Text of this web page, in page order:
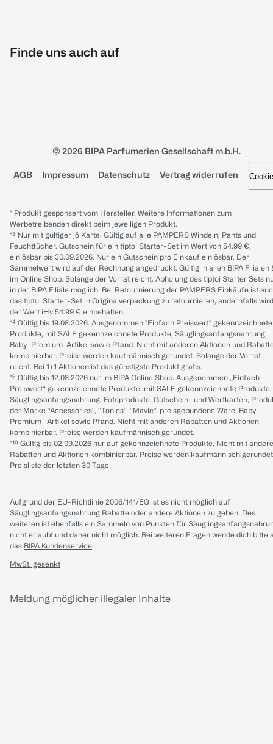
Finde uns auch auf
© 2026 BIPA Parfumerien Gesellschaft m.b.H.
AGB Impressum Datenschutz Vertrag widerrufen
* Produkt gesponsert vom Hersteller. Weitere Informationen zum
Werbetreibenden direkt beim jeweiligen Produkt.
*³ Nur mit gültiger jö Karte. Gültig auf alle PAMPERS Windeln, Pants und
Feuchttücher. Gutschein für ein tiptoi Starter-Set im Wert von 54.99 €,
einlösbar bis 30.09.2026. Nur ein Gutschein pro Einkauf einlösbar. Der
Sammelwert wird auf der Rechnung angedruckt. Gültig in allen BIPA Filialen
im Online Shop. Solange der Vorrat reicht. Abholung des tiptoi Starter Sets
in der BIPA Filiale möglich. Bei Retournierung der PAMPERS Einkäufe ist
das tiptoi Starter-Set in Originalverpackung zu retournieren, andernfalls wird
der Wert iHv 54.99 € einbehalten.
*⁴ Gültig bis 19.08.2026. Ausgenommen "Einfach Preiswert" gekennzeichnete
Produkte, mit SALE gekennzeichnete Produkte, Säuglingsanfangsnahrung,
Baby-Premium-Artikel sowie Pfand. Nicht mit anderen Aktionen und
kombinierbar. Preise werden kaufmännisch gerundet. Solange der Vorrat
reicht. Bei 1+1 Aktionen ist das günstigste Produkt gratis.
*⁸ Gültig bis 12.08.2026 nur im BIPA Online Shop. Ausgenommen „Einfach
Preiswert“ gekennzeichnete Produkte, mit SALE gekennzeichnete Produkte,
Säuglingsanfangsnahrung, Fotoprodukte, Gutschein- und Wertkarten,
der Marke “Accessories“, “Tonies“, “Mavie“, preisgebundene Ware, Baby
Premium- Artikel sowie Pfand. Nicht mit anderen Rabatten und Aktionen
kombinierbar. Preise werden kaufmännisch gerundet.
*¹⁰ Gültig bis 02.09.2026 nur auf gekennzeichnete Produkte. Nicht mit
Rabatten und Aktionen kombinierbar. Preise werden kaufmännisch
Preisliste der letzten 30 Tage
Aufgrund der EU-Richtlinie 2006/141/EG ist es nicht möglich auf
Säuglingsanfangsnahrung Rabatte oder andere Aktionen zu geben. Des
weiteren ist ebenfalls ein Sammeln von Punkten für
nicht erlaubt und daher nicht möglich. Bei weiteren Fragen wende dich bitte
das BIPA Kundenservice.
MwSt. gesenkt
Meldung möglicher illegaler Inhalte